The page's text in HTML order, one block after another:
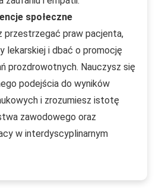
społeczne
przestrzegać praw pacjenta,
lekarskiej i dbać o promocję
prozdrowotnych. Nauczysz się
podejścia do wyników
i zrozumiesz istotę
zawodowego oraz
w interdyscyplinarnym